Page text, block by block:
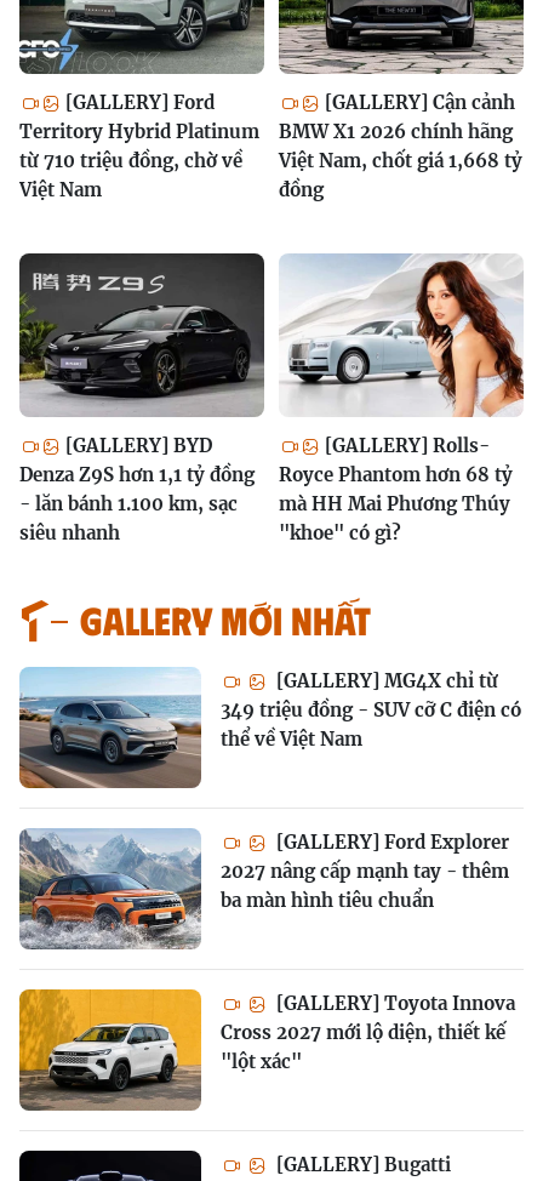
[GALLERY] Ford
Territory Hybrid Platinum
từ 710 triệu đồng, chờ về
Việt Nam
[GALLERY] Cận cảnh
BMW X1 2026 chính hãng
Việt Nam, chốt giá 1,668 tỷ
đồng
[GALLERY] BYD
Denza Z9S hơn 1,1 tỷ đồng
- lăn bánh 1.100 km, sạc
siêu nhanh
[GALLERY] Rolls-
Royce Phantom hơn 68 tỷ
mà HH Mai Phương Thúy
"khoe" có gì?
GALLERY MỚI NHẤT
[GALLERY] MG4X chỉ từ
349 triệu đồng - SUV cỡ C điện có
thể về Việt Nam
[GALLERY] Ford Explorer
2027 nâng cấp mạnh tay - thêm
ba màn hình tiêu chuẩn
[GALLERY] Toyota Innova
Cross 2027 mới lộ diện, thiết kế
"lột xác"
[GALLERY] Bugatti